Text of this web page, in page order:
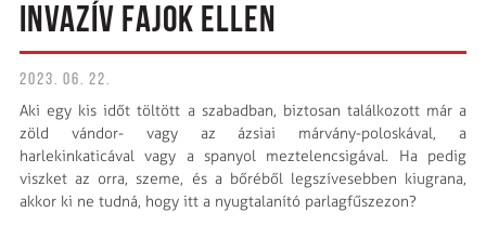
INVAZÍV FAJOK ELLEN
2023. 06. 22.
Aki egy kis időt töltött a szabadban, biztosan találkozott már a
zöld vándor- vagy az ázsiai márvány-poloskával, a
harlekinkaticával vagy a spanyol meztelencsigával. Ha pedig
viszket az orra, szeme, és a bőréből legszívesebben kiugrana,
akkor ki ne tudná, hogy itt a nyugtalanító parlagfűszezon?